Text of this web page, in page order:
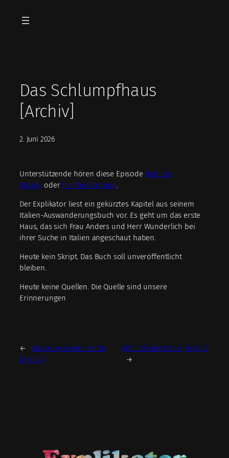
Inhalt
Das Schlumpfhaus
[Archiv]
2. Juni 2026
Unterstützende hören diese Episode hier bei
Steady oder hier bei Patreon.
Der Explikator liest ein gekürztes Kapitel aus seinem
Italien-Auswanderungsbuch vor. Es geht um das erste
Haus, das sich Frau Anders und Herr Wunderlich bei
ihrer Suche in Italien angeschaut haben.
Heute kein Skript. Das Buch soll unveröffentlicht
bleiben.
Heute keine Quellen. Die Quelle sind unsere
Erinnerungen
←
Der sprechende Delfin
[Archiv]
Alf und sein Ende [Archiv]
→